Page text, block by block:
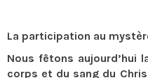
La participation au
Nous fêtons aujourd’hui
corps et du sang du